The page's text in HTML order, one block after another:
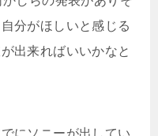
分がほしいと感じる
出来ればいいかなと
にソニーが出してい